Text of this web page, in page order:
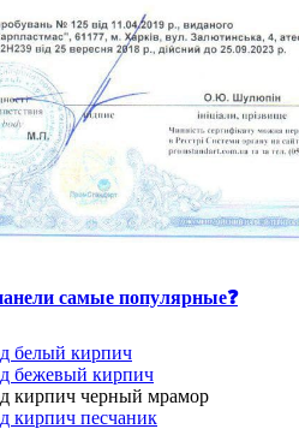
самые популярные❓
белый кирпич
бежевый кирпич
кирпич черный мрамор
кирпич песчаник